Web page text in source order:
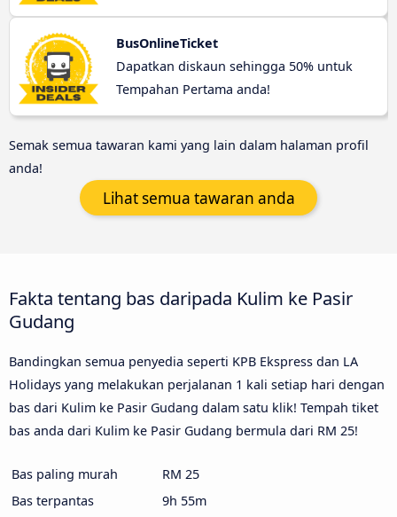
BusOnlineTicket
Dapatkan diskaun sehingga 50% untuk
Tempahan Pertama anda!
Semak semua tawaran kami yang lain dalam halaman profil
anda!
Lihat semua tawaran anda
Fakta tentang bas daripada Kulim ke Pasir
Gudang
Bandingkan semua penyedia seperti KPB Ekspress dan LA
Holidays yang melakukan perjalanan 1 kali setiap hari dengan
bas dari Kulim ke Pasir Gudang dalam satu klik! Tempah tiket
bas anda dari Kulim ke Pasir Gudang bermula dari RM 25!
Bas paling murah
RM 25
Bas terpantas
9h 55m